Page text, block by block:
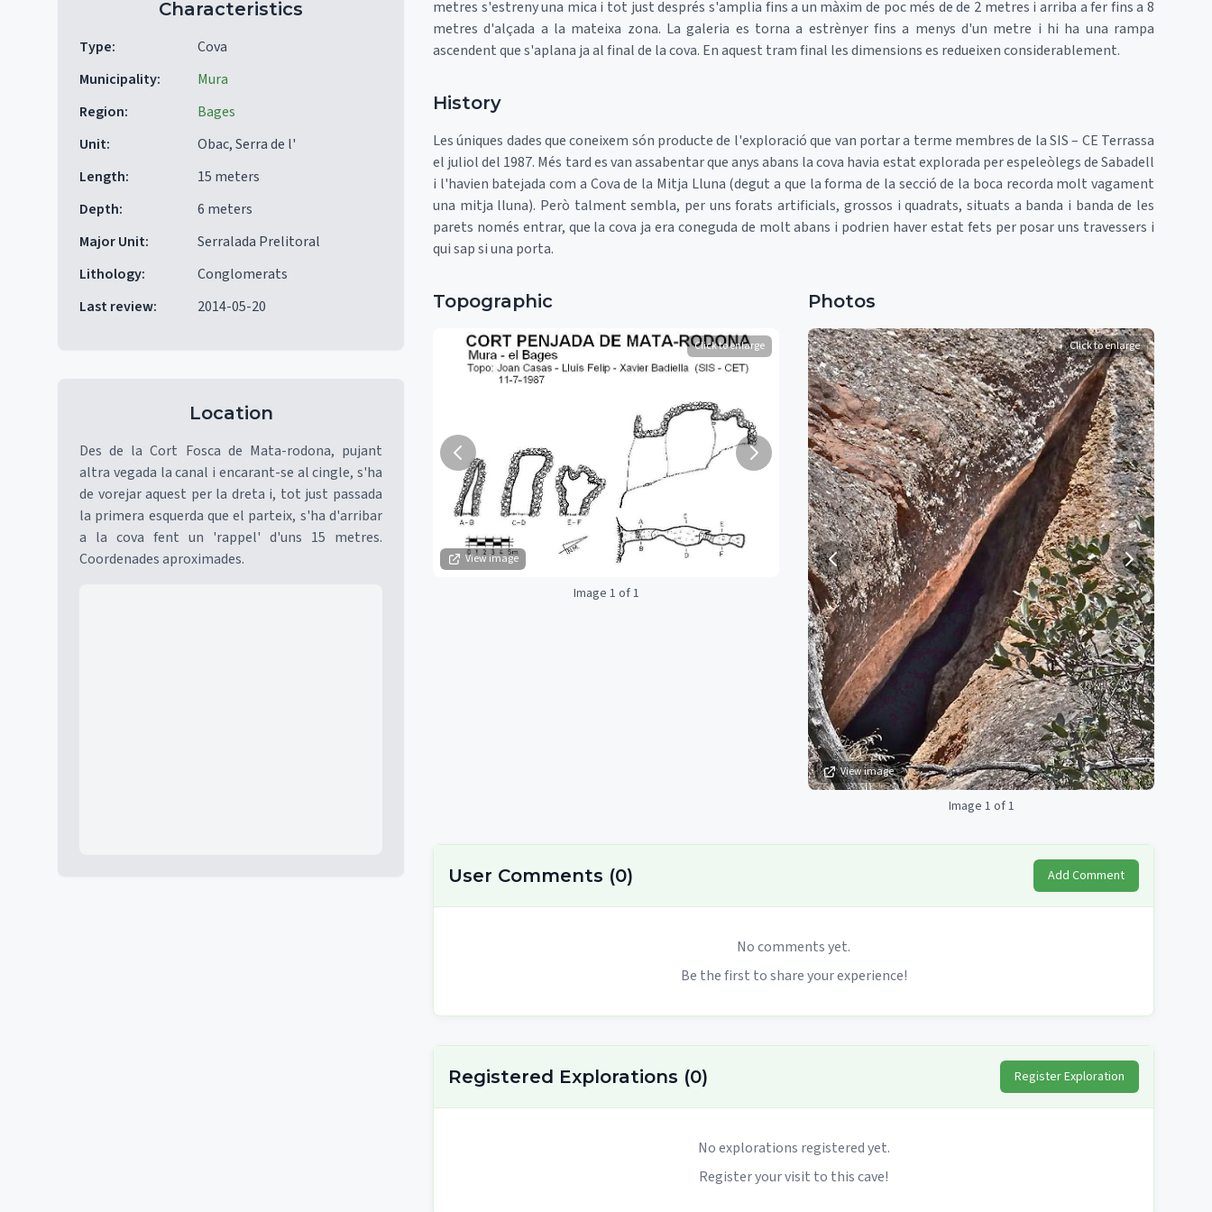
Characteristics
Type:
Cova
Municipality:
Mura
Region:
Bages
Unit:
Obac, Serra de l'
Length:
15 meters
Depth:
6 meters
Major Unit:
Serralada Prelitoral
Lithology:
Conglomerats
Last review: 2014-05-20
Location
Des de la Cort Fosca de Mata-rodona, pujant
altra vegada la canal i encarant-se al cingle, s'ha
de vorejar aquest per la dreta i, tot just passada
la primera esquerda que el parteix, s'ha d'arribar
a la cova fent un 'rappel' d'uns 15 metres.
Coordenades aproximades.
metres s'estreny una mica i tot just després s'amplia fins a un màxim de poc més de de 2 metres i arriba a fer fins a 8
metres d'alçada a la mateixa zona. La galeria es torna a estrènyer fins a menys d'un metre i hi ha una rampa
ascendent que s'aplana ja al final de la cova. En aquest tram final les dimensions es redueixen considerablement.
History
Les úniques dades que coneixem són producte de l'exploració que van portar a terme membres de la SIS – CE Terrassa
el juliol del 1987. Més tard es van assabentar que anys abans la cova havia estat explorada per espeleòlegs de Sabadell
i l'havien batejada com a Cova de la Mitja Lluna (degut a que la forma de la secció de la boca recorda molt vagament
una mitja lluna). Però talment sembla, per uns forats artificials, grossos i quadrats, situats a banda i banda de les
parets només entrar, que la cova ja era coneguda de molt abans i podrien haver estat fets per posar uns travessers i
qui sap si una porta.
Topographic
View image
Click to enlarge
Image 1 of 1
Photos
View image
Click to enlarge
Image 1 of 1
User Comments (0) Add Comment
No comments yet.
Be the first to share your experience!
Registered Explorations (0) Register Exploration
No explorations registered yet.
Register your visit to this cave!